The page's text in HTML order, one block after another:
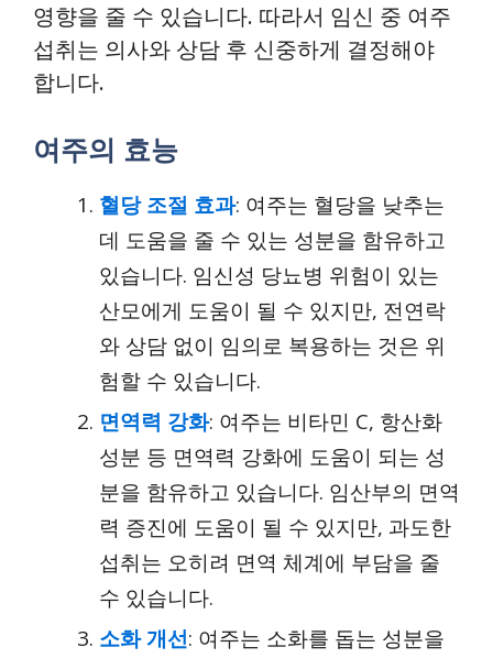
영향을 줄 수 있습니다. 따라서 임신 중 여주
섭취는 의사와 상담 후 신중하게 결정해야
합니다.
여주의 효능
혈당 조절 효과: 여주는 혈당을 낮추는
데 도움을 줄 수 있는 성분을 함유하고
있습니다. 임신성 당뇨병 위험이 있는
산모에게 도움이 될 수 있지만, 전연락
와 상담 없이 임의로 복용하는 것은 위
험할 수 있습니다.
면역력 강화: 여주는 비타민 C, 항산화
성분 등 면역력 강화에 도움이 되는 성
분을 함유하고 있습니다. 임산부의 면역
력 증진에 도움이 될 수 있지만, 과도한
섭취는 오히려 면역 체계에 부담을 줄
수 있습니다.
소화 개선: 여주는 소화를 돕는 성분을